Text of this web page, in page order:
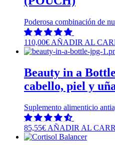
Poderosa combinación de
110,00€ AÑADIR AL
Beauty in a
cabello, piel y
Suplemento alimenticio
85,55€ AÑADIR AL